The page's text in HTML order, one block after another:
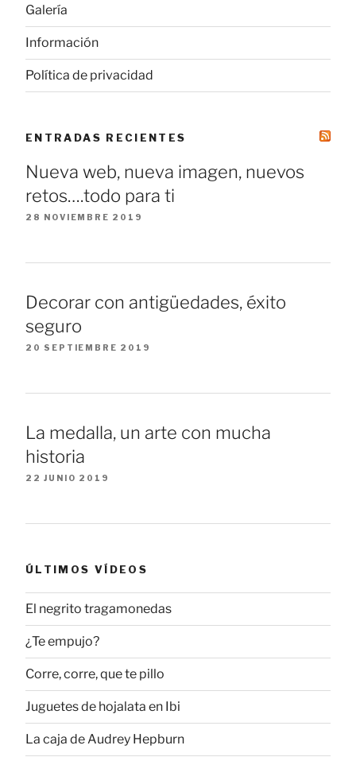
Galería
Información
Política de privacidad
ENTRADAS RECIENTES
Nueva web, nueva imagen, nuevos
retos….todo para ti
28 NOVIEMBRE 2019
Decorar con antigüedades, éxito
seguro
20 SEPTIEMBRE 2019
La medalla, un arte con mucha
historia
22 JUNIO 2019
ÚLTIMOS VÍDEOS
El negrito tragamonedas
¿Te empujo?
Corre, corre, que te pillo
Juguetes de hojalata en Ibi
La caja de Audrey Hepburn